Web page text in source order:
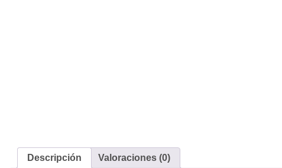
Descripción Valoraciones (0)